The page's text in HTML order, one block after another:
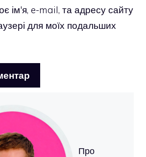
ім'я, e-mail, та адресу сайту
для моїх подальших
Про